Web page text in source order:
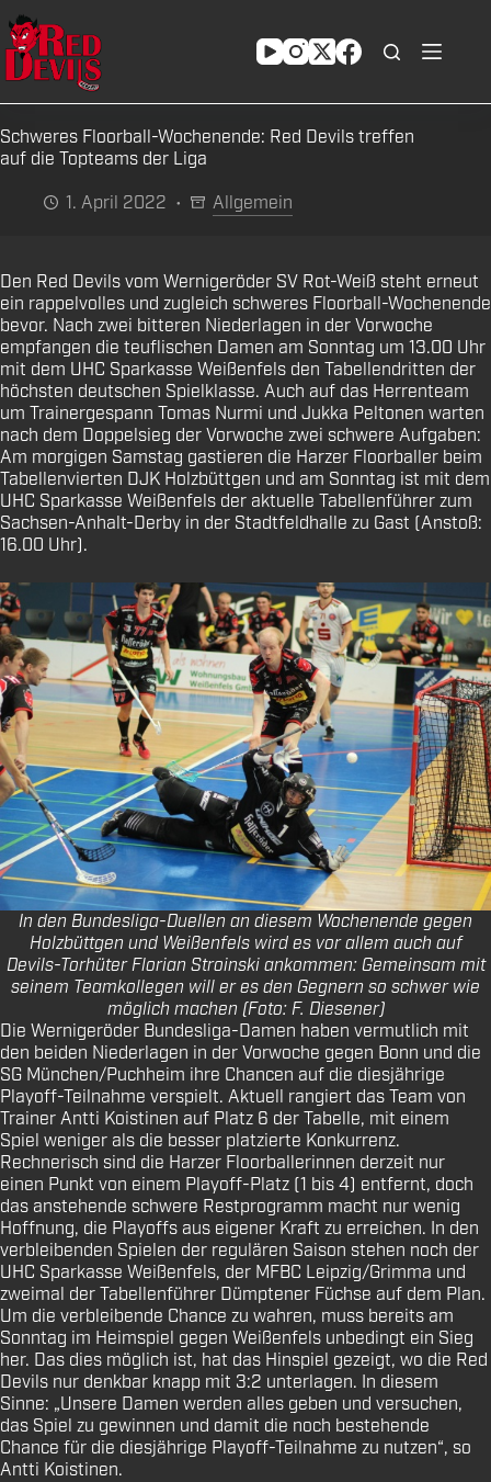
Zum
Inhalt
springen
Schweres Floorball-Wochenende: Red Devils treffen
auf die Topteams der Liga
1. April 2022
Allgemein
Den Red Devils vom Wernigeröder SV Rot-Weiß steht erneut
ein rappelvolles und zugleich schweres Floorball-Wochenende
bevor. Nach zwei bitteren Niederlagen in der Vorwoche
empfangen die teuflischen Damen am Sonntag um 13.00 Uhr
mit dem UHC Sparkasse Weißenfels den Tabellendritten der
höchsten deutschen Spielklasse. Auch auf das Herrenteam
um Trainergespann Tomas Nurmi und Jukka Peltonen warten
nach dem Doppelsieg der Vorwoche zwei schwere Aufgaben:
Am morgigen Samstag gastieren die Harzer Floorballer beim
Tabellenvierten DJK Holzbüttgen und am Sonntag ist mit dem
UHC Sparkasse Weißenfels der aktuelle Tabellenführer zum
Sachsen-Anhalt-Derby in der Stadtfeldhalle zu Gast (Anstoß:
16.00 Uhr).
In den Bundesliga-Duellen an diesem Wochenende gegen
Holzbüttgen und Weißenfels wird es vor allem auch auf
Devils-Torhüter Florian Stroinski ankommen: Gemeinsam mit
seinem Teamkollegen will er es den Gegnern so schwer wie
möglich machen (Foto: F. Diesener)
Die Wernigeröder Bundesliga-Damen haben vermutlich mit
den beiden Niederlagen in der Vorwoche gegen Bonn und die
SG München/Puchheim ihre Chancen auf die diesjährige
Playoff-Teilnahme verspielt. Aktuell rangiert das Team von
Trainer Antti Koistinen auf Platz 6 der Tabelle, mit einem
Spiel weniger als die besser platzierte Konkurrenz.
Rechnerisch sind die Harzer Floorballerinnen derzeit nur
einen Punkt von einem Playoff-Platz (1 bis 4) entfernt, doch
das anstehende schwere Restprogramm macht nur wenig
Hoffnung, die Playoffs aus eigener Kraft zu erreichen. In den
verbleibenden Spielen der regulären Saison stehen noch der
UHC Sparkasse Weißenfels, der MFBC Leipzig/Grimma und
zweimal der Tabellenführer Dümptener Füchse auf dem Plan.
Um die verbleibende Chance zu wahren, muss bereits am
Sonntag im Heimspiel gegen Weißenfels unbedingt ein Sieg
her. Das dies möglich ist, hat das Hinspiel gezeigt, wo die Red
Devils nur denkbar knapp mit 3:2 unterlagen. In diesem
Sinne: „Unsere Damen werden alles geben und versuchen,
das Spiel zu gewinnen und damit die noch bestehende
Chance für die diesjährige Playoff-Teilnahme zu nutzen“, so
Antti Koistinen.